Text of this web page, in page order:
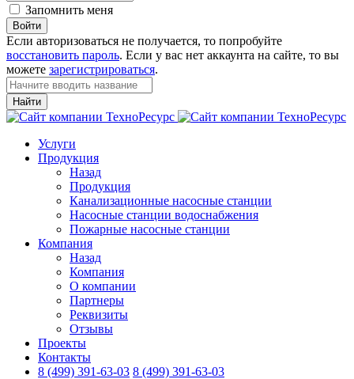
Запомнить меня
Войти
Если авторизоваться не получается, то попробуйте
восстановить пароль. Если у вас нет аккаунта на сайте, то вы
можете зарегистрироваться.
Найти
Услуги
Продукция
Назад
Продукция
Канализационные насосные станции
Насосные станции водоснабжения
Пожарные насосные станции
Компания
Назад
Компания
О компании
Партнеры
Реквизиты
Отзывы
Проекты
Контакты
8 (499) 391-63-03 8 (499) 391-63-03